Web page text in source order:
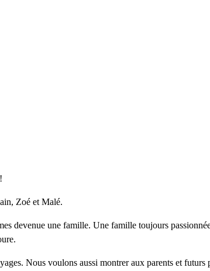
Zoé et Malé.
devenue une famille. Une famille toujours
Nous voulons aussi montrer aux parents et futurs